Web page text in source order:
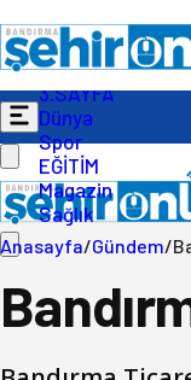
Gündem
Ekonomi
Politika
3.SAYFA
Dünya
Spor
EĞİTİM
Magazin
Sağlık
Anasayfa/Gündem/